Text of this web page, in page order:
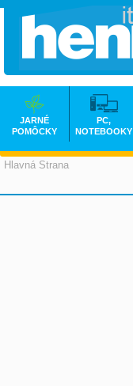
Hlavná Strana
JARNÉ
POMÔCKY
PC,
NOTEBOOKY